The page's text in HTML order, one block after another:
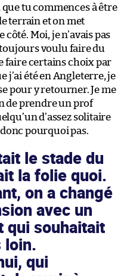
tu commences à être
terrain et on met
Moi, je n’avais pas
toujours voulu faire du
faire certains choix par
j’ai été en Angleterre, je
pour y retourner. Je me
de prendre un prof
d’assez solitaire
pourquoi pas.
le stade du
la folie quoi.
on a changé
avec un
qui souhaitait
loin.
qui